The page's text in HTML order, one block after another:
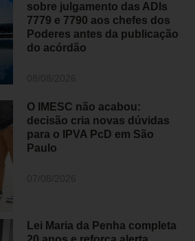
sobre julgamento das ADIs
7779 e 7790 aos chefes dos
Poderes antes da publicação
do acórdão
O IMESC não acabou:
decisão cria novas dúvidas
para o IPVA PcD em São
Paulo
Lei Maria da Penha completa